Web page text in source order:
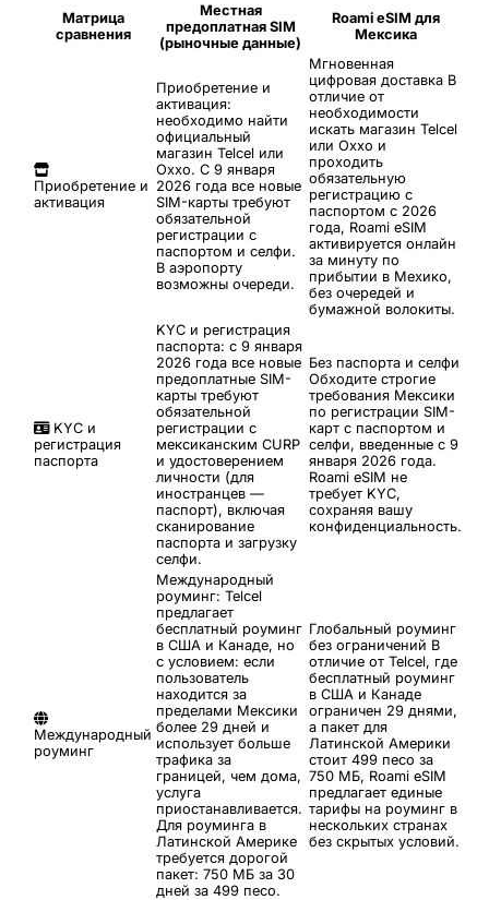
Матрица
сравнения
Местная
предоплатная SIM
(рыночные данные)
Roami eSIM для
Мексика
Приобретение и
активация
Приобретение и
активация:
необходимо найти
официальный
магазин Telcel или
Oxxo. С 9 января
2026 года все новые
SIM-карты требуют
обязательной
регистрации с
паспортом и селфи.
В аэропорту
возможны очереди.
Мгновенная
цифровая доставка В
отличие от
необходимости
искать магазин Telcel
или Oxxo и
проходить
обязательную
регистрацию с
паспортом с 2026
года, Roami eSIM
активируется онлайн
за минуту по
прибытии в Мехико,
без очередей и
бумажной волокиты.
KYC и
регистрация
паспорта
KYC и регистрация
паспорта: с 9 января
2026 года все новые
предоплатные SIM-
карты требуют
обязательной
регистрации с
мексиканским CURP
и удостоверением
личности (для
иностранцев —
паспорт), включая
сканирование
паспорта и загрузку
селфи.
Без паспорта и селфи
Обходите строгие
требования Мексики
по регистрации SIM-
карт с паспортом и
селфи, введенные с 9
января 2026 года.
Roami eSIM не
требует KYC,
сохраняя вашу
конфиденциальность.
Международный
роуминг
Международный
роуминг: Telcel
предлагает
бесплатный роуминг
в США и Канаде, но
с условием: если
пользователь
находится за
пределами Мексики
более 29 дней и
использует больше
трафика за
границей, чем дома,
услуга
приостанавливается.
Для роуминга в
Латинской Америке
требуется дорогой
пакет: 750 МБ за 30
дней за 499 песо.
Глобальный роуминг
без ограничений В
отличие от Telcel, где
бесплатный роуминг
в США и Канаде
ограничен 29 днями,
а пакет для
Латинской Америки
стоит 499 песо за
750 МБ, Roami eSIM
предлагает единые
тарифы на роуминг в
нескольких странах
без скрытых условий.